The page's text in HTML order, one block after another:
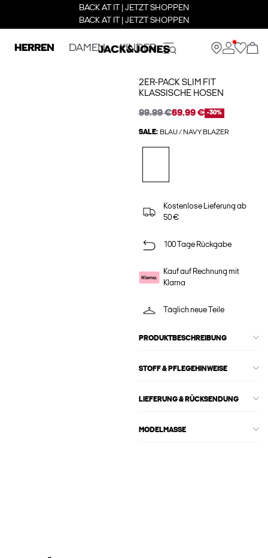
BACK AT IT | JETZT SHOPPEN
BACK AT IT | JETZT SHOPPEN
HERREN DAMEN KINDER
2ER-PACK SLIM FIT
KLASSISCHE HOSEN
99.99 €69.99 € -30%
SALE: BLAU / NAVY BLAZER
Kostenlose Lieferung ab
50 €
100 Tage Rückgabe
Kauf auf Rechnung mit
Klarna
Täglich neue Teile
PRODUKTBESCHREIBUNG
STOFF & PFLEGEHINWEISE
LIEFERUNG & RÜCKSENDUNG
MODELMASSE